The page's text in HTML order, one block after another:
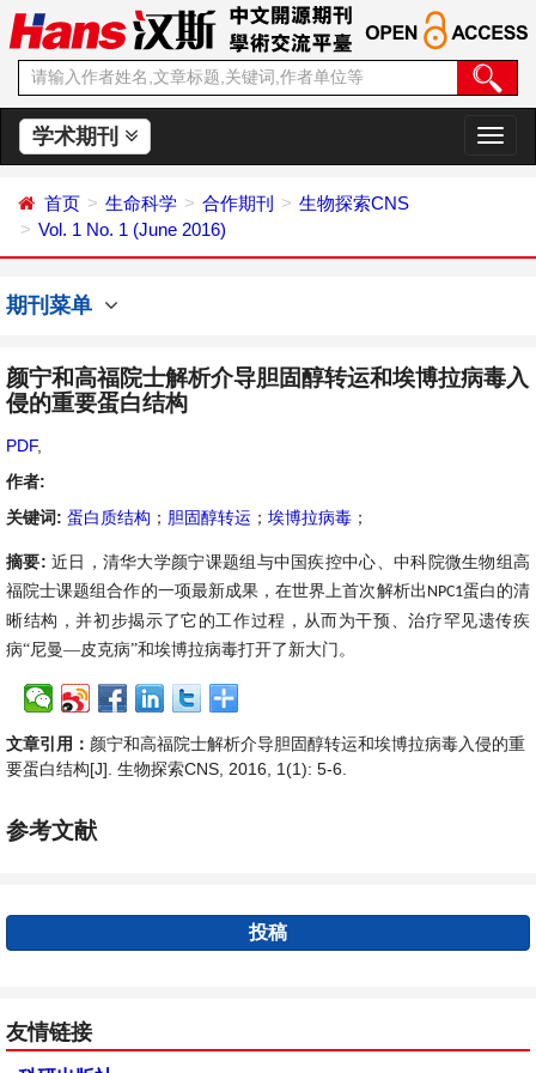
学术期刊
切
换
首页 生命科学 合作期刊
生物探索CNS
Vol. 1 No. 1 (June 2016)
期刊菜单
颜宁和高福院士解析介导胆固醇转运和埃博拉病毒入
侵的重要蛋白结构
PDF,
作者:
关键词: 蛋白质结构 ； 胆固醇转运 ； 埃博拉病毒 ；
摘要: 近日，清华大学颜宁课题组与中国疾控中心、中科院微生物组高
福院士课题组合作的一项最新成果，在世界上首次解析出 NPC1蛋白的清
晰结构，并初步揭示了它的工作过程，从而为干预、治疗罕见遗传疾
病“尼曼—皮克病”和埃博拉病毒打开了新大门。
文章引用： 颜宁和高福院士解析介导胆固醇转运和埃博拉病毒入侵的重
要蛋白结构[J]. 生物探索CNS, 2016, 1(1): 5-6.
参考文献
投稿
友情链接